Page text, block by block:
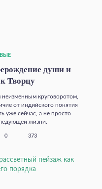
души и
Творцу
круговоротом,
от индийского понятия
сейчас, а не просто
жизни.
0 373